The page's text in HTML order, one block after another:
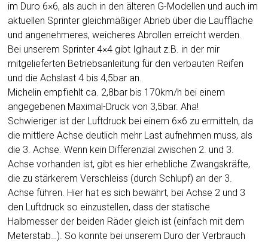
im Duro 6×6, als auch in den älteren G-Modellen und auch im
aktuellen Sprinter gleichmäßiger Abrieb über die Lauffläche
und angenehmeres, weicheres Abrollen erreicht werden.
Bei unserem Sprinter 4×4 gibt Iglhaut z.B. in der mir
mitgelieferten Betriebsanleitung für den verbauten Reifen
und die Achslast 4 bis 4,5bar an.
Michelin empfiehlt ca. 2,8bar bis 170km/h bei einem
angegebenen Maximal-Druck von 3,5bar. Aha!
Schwieriger ist der Luftdruck bei einem 6×6 zu ermitteln, da
die mittlere Achse deutlich mehr Last aufnehmen muss, als
die 3. Achse. Wenn kein Differenzial zwischen 2. und 3.
Achse vorhanden ist, gibt es hier erhebliche Zwangskräfte,
die zu stärkerem Verschleiss (durch Schlupf) an der 3.
Achse führen. Hier hat es sich bewährt, bei Achse 2 und 3
den Luftdruck so einzustellen, dass der statische
Halbmesser der beiden Räder gleich ist (einfach mit dem
Meterstab…). So konnte bei unserem Duro der Verbrauch